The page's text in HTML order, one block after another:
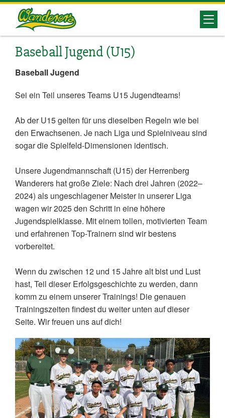
Herrenberg
Wanderers
Baseball Jugend (U15)
Baseball Jugend
Sei ein Teil unseres Teams U15 Jugendteams!
Ab der U15 gelten für uns dieselben Regeln wie bei
den Erwachsenen. Je nach Liga und Spielniveau sind
sogar die Spielfeld-Dimensionen identisch.
Unsere Jugendmannschaft (U15) der Herrenberg
Wanderers hat große Ziele: Nach drei Jahren (2022–
2024) als ungeschlagener Meister in unserer Liga
wagen wir 2025 den Schritt in eine höhere
Jugendspielklasse. Mit einem tollen, motivierten Team
und erfahrenen Top-Trainern sind wir bestens
vorbereitet.
Wenn du zwischen 12 und 15 Jahre alt bist und Lust
hast, Teil dieser Erfolgsgeschichte zu werden, dann
komm zu einem unserer Trainings! Die genauen
Trainingszeiten findest du weiter unten auf dieser
Seite. Wir freuen uns auf dich!